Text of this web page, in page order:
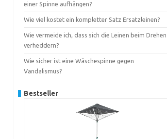
einer Spinne aufhängen?
Wie viel kostet ein kompletter Satz Ersatzleinen?
Wie vermeide ich, dass sich die Leinen beim Drehen
verheddern?
Wie sicher ist eine Wäschespinne gegen
Vandalismus?
Bestseller